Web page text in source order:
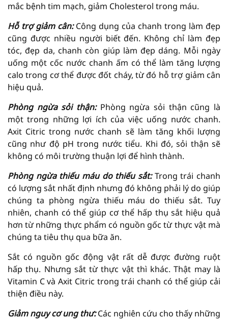
mắc bệnh tim mạch, giảm Cholesterol trong máu.
Hỗ trợ giảm cân:Công dụng của chanh trong làm đẹp
cũng được nhiều người biết đến. Không chỉ làm đẹp
tóc, đẹp da, chanh còn giúp làm đẹp dáng. Mỗi ngày
uống một cốc nước chanh ấm có thể làm tăng lượng
calo trong cơ thể được đốt cháy, từ đó hỗ trợ giảm cân
hiệu quả.
Phòng ngừa sỏi thận: Phòng ngừa sỏi thận cũng là
một trong những lợi ích của việc uống nước chanh.
Axit Citric trong nước chanh sẽ làm tăng khối lượng
cũng như độ pH trong nước tiểu. Khi đó, sỏi thận sẽ
không có môi trường thuận lợi để hình thành.
Phòng ngừa thiếu máu do thiếu sắt:Trong trái chanh
có lượng sắt nhất định nhưng đó không phải lý do giúp
chúng ta phòng ngừa thiếu máu do thiếu sắt. Tuy
nhiên, chanh có thể giúp cơ thể hấp thụ sắt hiệu quả
hơn từ những thực phẩm có nguồn gốc từ thực vật mà
chúng ta tiêu thụ qua bữa ăn.
Sắt có nguồn gốc động vật rất dễ được đường ruột
hấp thụ. Nhưng sắt từ thực vật thì khác. Thật may là
Vitamin C và Axit Citric trong trái chanh có thể giúp cải
thiện điều này.
Giảm nguy cơ ung thư:Các nghiên cứu cho thấy những